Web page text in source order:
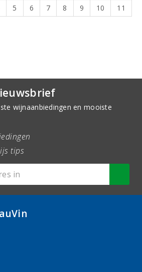
5 6 7 8 9 10
11
wijnaanbiedingen en mooiste
tips